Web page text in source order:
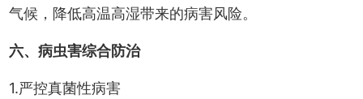
气候，降低高温高湿带来的病害风险。
六、病虫害综合防治
1.严控真菌性病害